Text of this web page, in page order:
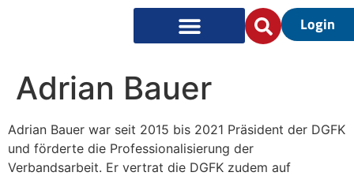
Login
Adrian Bauer
Adrian Bauer war seit 2015 bis 2021 Präsident der DGFK
und förderte die Professionalisierung der
Verbandsarbeit. Er vertrat die DGFK zudem auf